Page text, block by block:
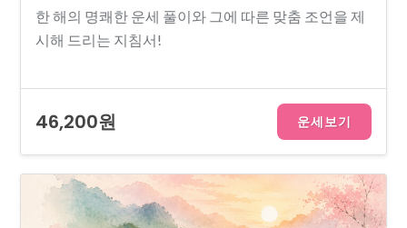
한 해의 명쾌한 운세 풀이와 그에 따른 맞춤 조언을 제
시해 드리는 지침서!
46,200원 운세보기